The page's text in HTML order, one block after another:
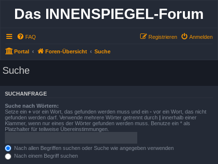
Das INNENSPIEGEL-Forum
FAQ Anmelden
Registrieren
Portal Foren-Übersicht Suche
Suche
SUCHANFRAGE
Suche nach Wörtern:
Setze ein + vor ein Wort, das gefunden werden muss und ein - vor ein Wort, das nicht
gefunden werden darf. Verwende mehrere Wörter getrennt durch | innerhalb einer
Klammer, wenn nur eines der Wörter gefunden werden muss. Benutze ein * als
Platzhalter für teilweise Übereinstimmungen.
Nach allen Begriffen suchen oder Suche wie angegeben verwenden
Nach einem Begriff suchen